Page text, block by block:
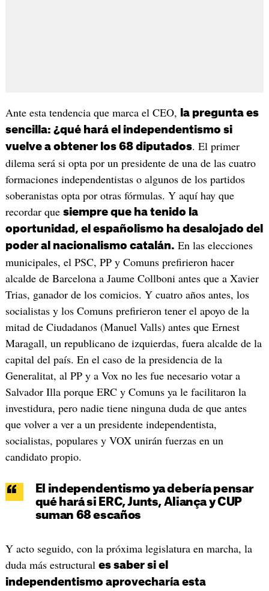
Ante esta tendencia que marca el CEO,
la pregunta es
sencilla: ¿qué hará el independentismo si
vuelve a obtener los 68 diputados. El primer
dilema será si opta por un presidente de una de las cuatro
formaciones independentistas o algunos de los partidos
soberanistas opta por otras fórmulas. Y aquí hay que
recordar que siempre que ha tenido la
oportunidad, el españolismo ha desalojado del
poder al nacionalismo catalán. En las elecciones
municipales, el PSC, PP y Comuns prefirieron hacer
alcalde de Barcelona a Jaume Collboni antes que a Xavier
Trias, ganador de los comicios. Y cuatro años antes, los
socialistas y los Comuns prefirieron tener el apoyo de la
mitad de Ciudadanos (Manuel Valls) antes que Ernest
Maragall, un republicano de izquierdas, fuera alcalde de la
capital del país. En el caso de la presidencia de la
Generalitat, al PP y a Vox no les fue necesario votar a
Salvador Illa porque ERC y Comuns ya le facilitaron la
investidura, pero nadie tiene ninguna duda de que antes
que volver a ver a un presidente independentista,
socialistas, populares y VOX unirán fuerzas en un
candidato propio.
El independentismo ya debería pensar
qué hará si ERC, Junts, Aliança y CUP
suman 68 escaños
Y acto seguido, con la próxima legislatura en marcha, la
duda más estructural es saber si el
independentismo aprovecharía esta